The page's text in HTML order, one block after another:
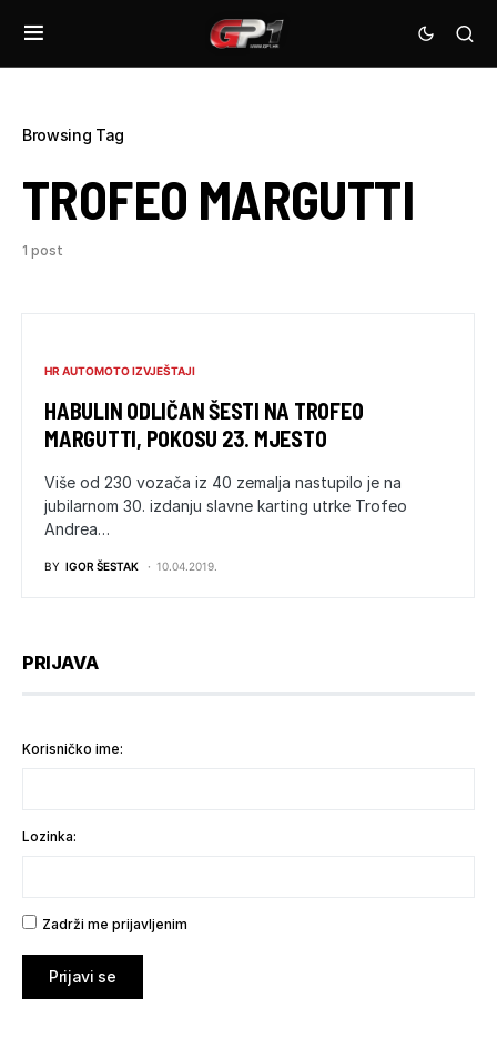
Browsing Tag
TROFEO MARGUTTI
1 post
HR AUTOMOTO IZVJEŠTAJI
HABULIN ODLIČAN ŠESTI NA TROFEO
MARGUTTI, POKOSU 23. MJESTO
Više od 230 vozača iz 40 zemalja nastupilo je na
jubilarnom 30. izdanju slavne karting utrke Trofeo
Andrea…
BY IGOR ŠESTAK 10.04.2019.
PRIJAVA
Korisničko ime:
Lozinka:
Zadrži me prijavljenim
Prijavi se